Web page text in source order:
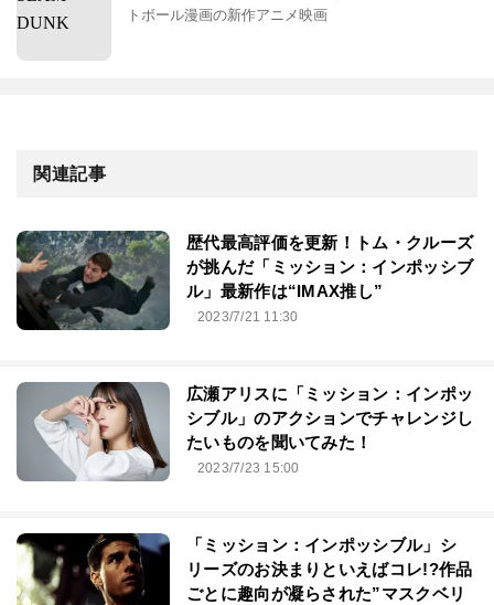
トボール漫画の新作アニメ映画
関連記事
歴代最高評価を更新！トム・クルーズ
が挑んだ「ミッション：インポッシブ
ル」最新作は“IMAX推し”
2023/7/21 11:30
広瀬アリスに「ミッション：インポッ
シブル」のアクションでチャレンジし
たいものを聞いてみた！
2023/7/23 15:00
「ミッション：インポッシブル」シ
リーズのお決まりといえばコレ!?作品
ごとに趣向が凝らされた”マスクベリ